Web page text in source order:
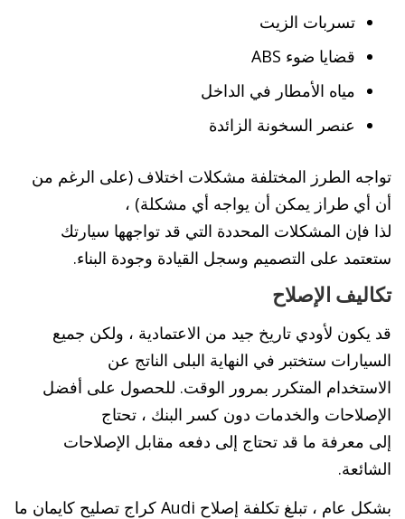
تسربات الزيت
قضايا ضوء ABS
مياه الأمطار في الداخل
عنصر السخونة الزائدة
تواجه الطرز المختلفة مشكلات اختلاف (على الرغم من
أن أي طراز يمكن أن يواجه أي مشكلة) ،
لذا فإن المشكلات المحددة التي قد تواجهها سيارتك
ستعتمد على التصميم وسجل القيادة وجودة البناء.
تكاليف الإصلاح
قد يكون لأودي تاريخ جيد من الاعتمادية ، ولكن جميع
السيارات ستختبر في النهاية البلى الناتج عن
الاستخدام المتكرر بمرور الوقت. للحصول على أفضل
الإصلاحات والخدمات دون كسر البنك ، تحتاج
إلى معرفة ما قد تحتاج إلى دفعه مقابل الإصلاحات
الشائعة.
بشكل عام ، تبلغ تكلفة إصلاح Audi كراج تصليح كايمان ما